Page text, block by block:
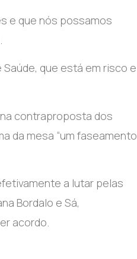
e que nós possamos
que está em risco e
contraproposta dos
da mesa “um faseamento
a lutar pelas
Bordalo e Sá,
acordo.